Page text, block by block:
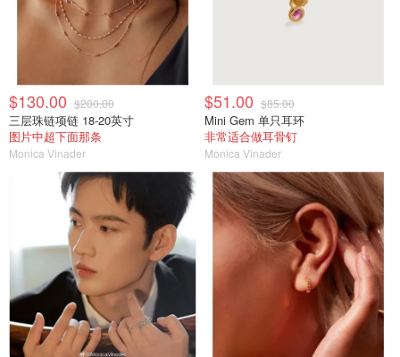
$130.00 $200.00
三层珠链项链 18-20英寸
图片中超下面那条
Monica Vinader
$51.00 $85.00
Mini Gem 单只耳环
非常适合做耳骨钉
Monica Vinader